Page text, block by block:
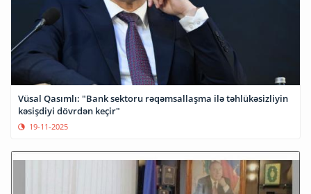
Vüsal Qasımlı: "Bank sektoru rəqəmsallaşma ilə təhlükəsizliyin
kəsişdiyi dövrdən keçir"
19-11-2025